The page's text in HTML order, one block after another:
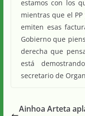
estamos con los
mientras que el
emiten esas
Gobierno que
derecha que
está
secretario de
Ainhoa Arteta